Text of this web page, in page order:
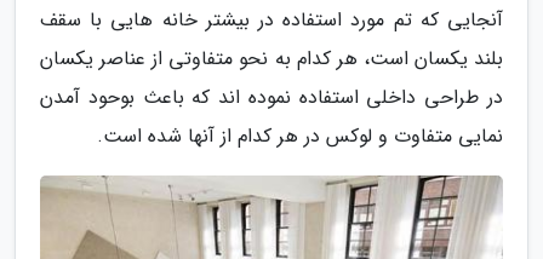
آنجایی که تم مورد استفاده در بیشتر خانه هایی با سقف
بلند یکسان است، هر کدام به نحو متفاوتی از عناصر یکسان
در طراحی داخلی استفاده نموده اند که باعث بوحود آمدن
نمایی متفاوت و لوکس در هر کدام از آنها شده است.